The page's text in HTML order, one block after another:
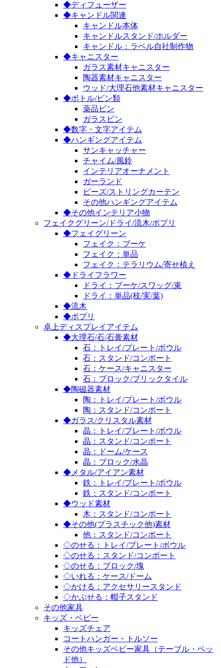
◆ディフューザー
◆キャンドル関連
キャンドル本体
キャンドルスタンド/ホルダー
キャンドル：ラベル自社制作物
◆キャニスター
ガラス素材キャニスター
陶器素材キャニスター
ウッド/大理石他素材キャニスター
◆ボトル/ビン類
薬品ビン
ガラスビン
◆数字・文字アイテム
◆ハンギングアイテム
サンキャッチャー
チャイム/風鈴
インテリアオーナメント
ガーランド
ビーズ/ストリングカーテン
その他ハンギングアイテム
◆その他インテリア小物
フェイクグリーン/ドライ/流木/ポプリ
◆フェイグリーン
フェイク：ブーケ
フェイク：単品
フェイク：テラリウム/寄せ植え
◆ドライフラワー
ドライ：ブーケ/スワッグ/束
ドライ：単品(枝/実/葉)
◆流木
◆ポプリ
卓上ディスプレイアイテム
◆大理石/石/石膏素材
石：トレイ/プレート/ボウル
石：スタンド/コンポート
石：ケース/キャニスター
石：ブロック/ブリックタイル
◆陶磁器素材
陶：トレイ/プレート/ボウル
陶：スタンド/コンポート
◆ガラス/クリスタル素材
晶：トレイ/プレート/ボウル
晶：スタンド/コンポート
晶：ドーム/ケース
晶：ブロック/水晶
◆メタル/アイアン素材
鉄：トレイ/プレート/ボウル
鉄：スタンド/コンポート
◆ウッド素材
木：スタンド/コンポート
◆その他(プラスチック他)素材
他：スタンド/コンポート
◇のせる：トレイ/プレート/ボウル
◇のせる：スタンド/コンポート
◇のせる：ブロック/塊
◇いれる：ケース/ドーム
◇かける：アクセサリースタンド
◇かぶせる：帽子スタンド
その他家具
キッズ・ベビー
キッズチェア
コートハンガー・トルソー
その他キッズベビー家具（テーブル・ベッ
ド他）